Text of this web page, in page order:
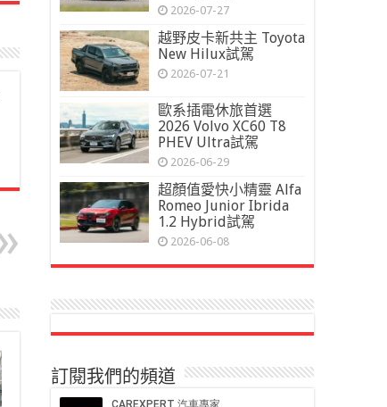
2026-07-27
越野皮卡新共主 Toyota
New Hilux試駕
2026-07-21
歐系插電休旅首選
2026 Volvo XC60 T8
PHEV Ultra試駕
2026-06-29
超顏值愛快小精靈 Alfa
Romeo Junior Ibrida
1.2 Hybrid試駕
2026-06-08
訂閱我們的頻道